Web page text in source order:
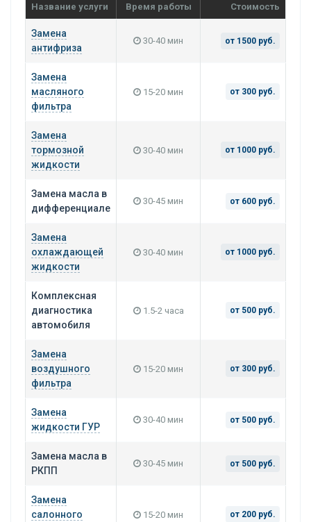
Название услуги Время работы Стоимость
Замена
антифриза
30-40 мин от 1500 руб.
Замена
масляного
фильтра
15-20 мин от 300 руб.
Замена
тормозной
жидкости
30-40 мин от 1000 руб.
Замена масла в
дифференциале
30-45 мин от 600 руб.
Замена
охлаждающей
жидкости
30-40 мин от 1000 руб.
Комплексная
диагностика
автомобиля
1.5-2 часа от 500 руб.
Замена
воздушного
фильтра
15-20 мин от 300 руб.
Замена
жидкости ГУР
30-40 мин от 500 руб.
Замена масла в
РКПП
30-45 мин от 500 руб.
Замена
салонного
15-20 мин от 200 руб.